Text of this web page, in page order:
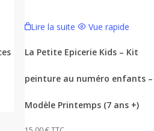
Lire la suite Vue rapide
La Petite Epicerie Kids – Kit
peinture au numéro enfants –
Modèle Printemps (7 ans +)